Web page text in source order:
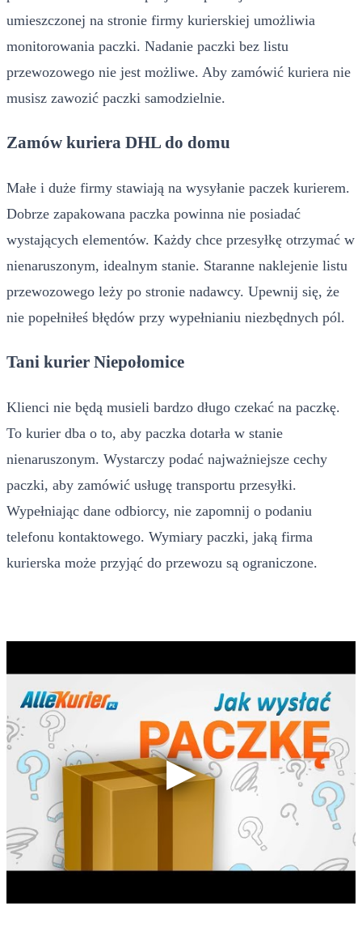
umieszczonej na stronie firmy kurierskiej umożliwia
monitorowania paczki. Nadanie paczki bez listu
przewozowego nie jest możliwe. Aby zamówić kuriera nie
musisz zawozić paczki samodzielnie.
Zamów kuriera DHL do domu
Małe i duże firmy stawiają na wysyłanie paczek kurierem.
Dobrze zapakowana paczka powinna nie posiadać
wystających elementów. Każdy chce przesyłkę otrzymać w
nienaruszonym, idealnym stanie. Staranne naklejenie listu
przewozowego leży po stronie nadawcy. Upewnij się, że
nie popełniłeś błędów przy wypełnianiu niezbędnych pól.
Tani kurier Niepołomice
Klienci nie będą musieli bardzo długo czekać na paczkę.
To kurier dba o to, aby paczka dotarła w stanie
nienaruszonym. Wystarczy podać najważniejsze cechy
paczki, aby zamówić usługę transportu przesyłki.
Wypełniając dane odbiorcy, nie zapomnij o podaniu
telefonu kontaktowego. Wymiary paczki, jaką firma
kurierska może przyjąć do przewozu są ograniczone.